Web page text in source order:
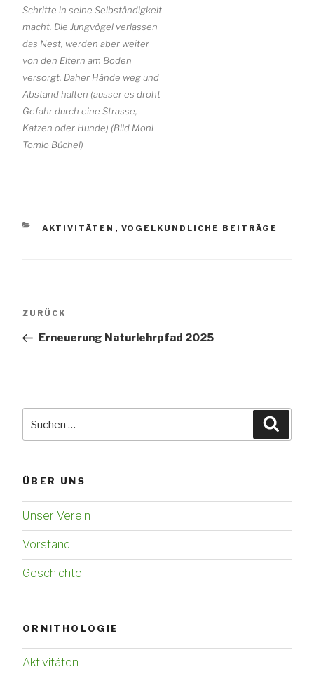
Schritte in seine Selbständigkeit
macht. Die Jungvögel verlassen
das Nest, werden aber weiter
von den Eltern am Boden
versorgt. Daher Hände weg und
Abstand halten (ausser es droht
Gefahr durch eine Strasse,
Katzen oder Hunde) (Bild Moni
Tomio Büchel)
KATEGORIEN
AKTIVITÄTEN , VOGELKUNDLICHE BEITRÄGE
Vorheriger
ZURÜCK
Erneuerung Naturlehrpfad 2025
nach:
ÜBER UNS
Unser Verein
Vorstand
Geschichte
ORNITHOLOGIE
Aktivitäten